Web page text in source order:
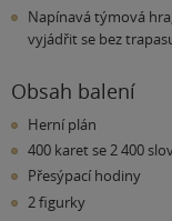
Napínavá týmová
vyjádřit se bez
Obsah balení
Herní plán
400 karet se 2 400
Přesýpací hodiny
2 figurky